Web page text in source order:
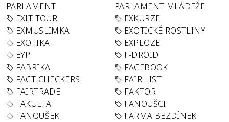
PARLAMENT
PARLAMENT MLÁDEŽE
EXIT TOUR
EXKURZE
EXMUSLIMKA
EXOTICKÉ ROSTLINY
EXOTIKA
EXPLOZE
EYP
F-DROID
FABRIKA
FACEBOOK
FACT-CHECKERS
FAIR LIST
FAIRTRADE
FAKTOR
FAKULTA
FANOUŠCI
FANOUŠEK
FARMA BEZDÍNEK